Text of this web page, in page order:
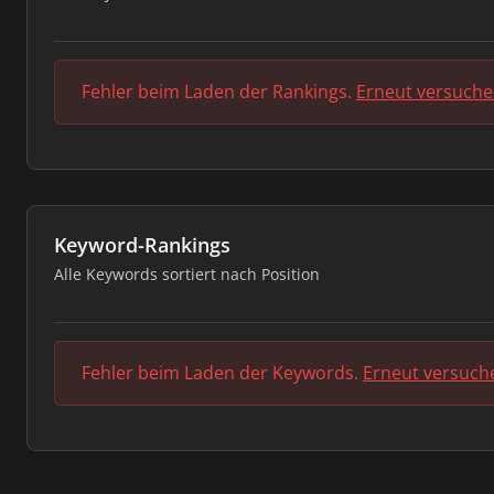
Fehler beim Laden der Rankings. Erneut
Keyword-Rankings
Alle Keywords sortiert nach Position
Fehler beim Laden der Keywords. Erneut